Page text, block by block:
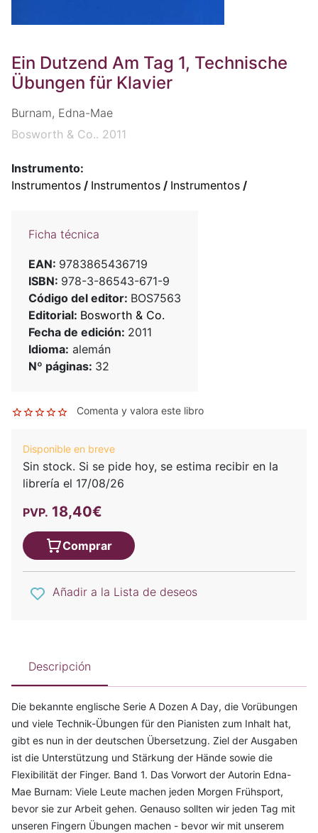
Ein Dutzend Am Tag 1, Technische
Übungen für Klavier
Burnam, Edna-Mae
Bosworth & Co.. 2011
Instrumento:
Instrumentos / Instrumentos / Instrumentos /
Ficha técnica
EAN: 9783865436719
ISBN: 978-3-86543-671-9
Código del editor: BOS7563
Editorial: Bosworth & Co.
Fecha de edición: 2011
Idioma: alemán
Nº páginas: 32
Comenta y valora este libro
Disponible en breve
Sin stock. Si se pide hoy, se estima recibir en la
librería el 17/08/26
PVP. 18,40€
Comprar
Añadir a la Lista de deseos
Descripción
Die bekannte englische Serie A Dozen A Day, die Vorübungen
und viele Technik-Übungen für den Pianisten zum Inhalt hat,
gibt es nun in der deutschen Übersetzung. Ziel der Ausgaben
ist die Unterstützung und Stärkung der Hände sowie die
Flexibilität der Finger. Band 1. Das Vorwort der Autorin Edna-
Mae Burnam: Viele Leute machen jeden Morgen Frühsport,
bevor sie zur Arbeit gehen. Genauso sollten wir jeden Tag mit
unseren Fingern Übungen machen - bevor wir mit unserem